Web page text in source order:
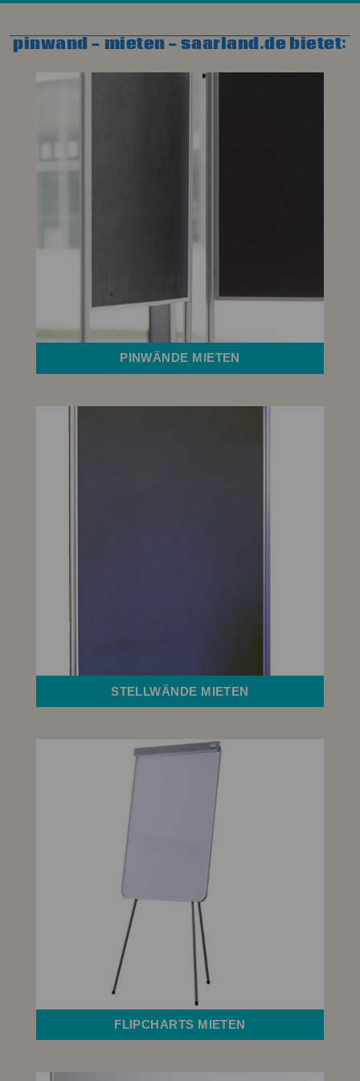
pinwand - mieten - saarland.de bietet:
PINWÄNDE MIETEN
STELLWÄNDE MIETEN
FLIPCHARTS MIETEN